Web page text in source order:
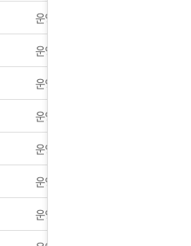
운영자
운영자
운영자
운영자
운영자
운영자
운영자